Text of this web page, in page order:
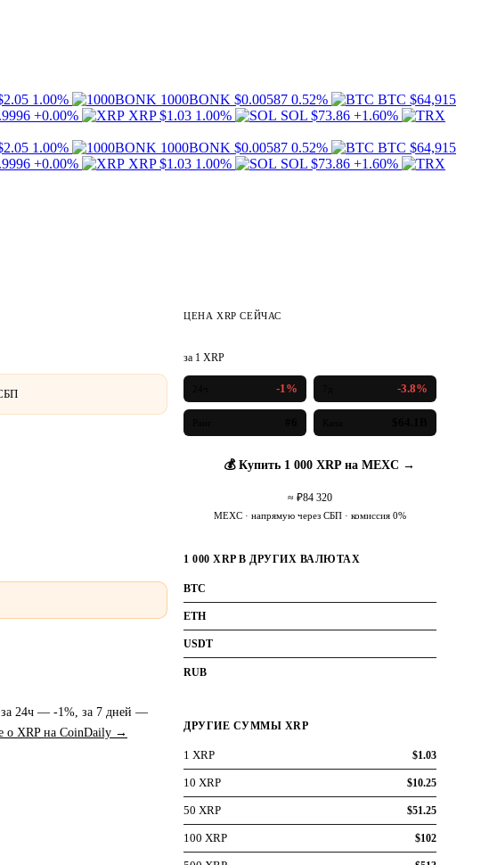
1.00% 1000BONK $0.00587 0.52% BTC $64,915
+0.00% XRP $1.03 1.00% SOL $73.86 +1.60%
1.00% 1000BONK $0.00587 0.52% BTC $64,915
+0.00% XRP $1.03 1.00% SOL $73.86 +1.60%
за 24ч — -1%, за 7 дней —
о XRP на CoinDaily →
ЦЕНА XRP СЕЙЧАС
за 1 XRP
-1% -3.8%
💰 Купить 1 000 XRP на MEXC →
≈ ₽84 320
MEXC · напрямую через СБП · комиссия 0%
1 000 XRP В ДРУГИХ ВАЛЮТАХ
BTC
ETH
USDT
RUB
ДРУГИЕ СУММЫ XRP
1 XRP $1.03
10 XRP $10.25
50 XRP $51.25
100 XRP $102